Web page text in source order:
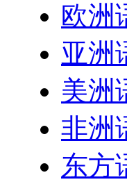
欧洲
亚洲
美洲
非洲
东方